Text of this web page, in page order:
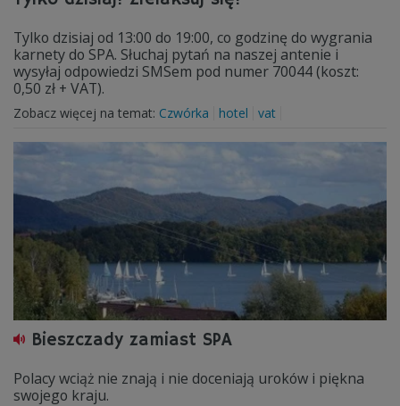
Tylko dzisiaj od 13:00 do 19:00, co godzinę do wygrania
karnety do SPA. Słuchaj pytań na naszej antenie i
wysyłaj odpowiedzi SMSem pod numer 70044 (koszt:
0,50 zł + VAT).
Zobacz więcej na temat: Czwórka hotel vat
Bieszczady zamiast SPA
Polacy wciąż nie znają i nie doceniają uroków i piękna
swojego kraju.